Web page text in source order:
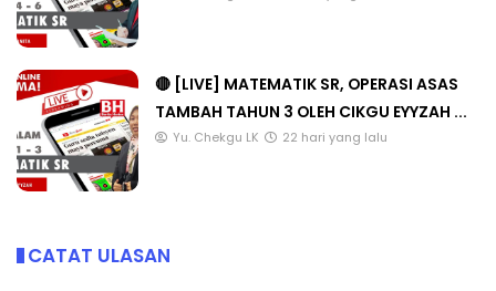
🔴 [LIVE] MATEMATIK SR, OPERASI ASAS
TAMBAH TAHUN 3 OLEH CIKGU EYYZAH ...
Yu. Chekgu LK 22 hari yang lalu
CATAT ULASAN